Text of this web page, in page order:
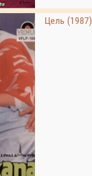
Цель (1987)